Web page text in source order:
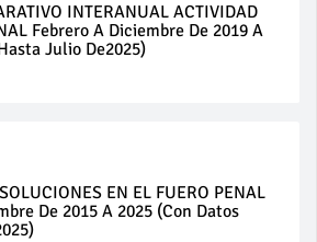
INTERANUAL ACTIVIDAD
Febrero A Diciembre De 2019 A
Julio De2025)
EN EL FUERO PENAL
De 2015 A 2025 (con Datos